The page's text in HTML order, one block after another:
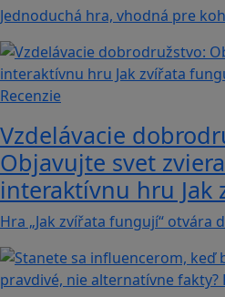
Jednoduchá hra, vhodná pre
Recenzie
Vzdelávacie
Objavujte svet
interaktívnu hru Jak
Hra „Jak zvířata fungují“ otvára